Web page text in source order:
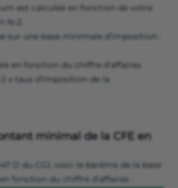
est calculée en fonction de votre
N-2.
sur une base minimale d’imposition :
en fonction du chiffre d’affaires
2 x taux d’imposition de la
minimal de la CFE en
D du CGI, voici le barème de la base
fonction du chiffre d'affaires :